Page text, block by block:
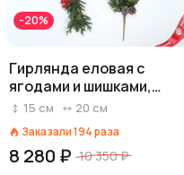
-20%
Гирлянда еловая с
ягодами и шишками,
183см, зеленый/
15 см 20 см
Заказали194раза
8 280 ₽ 10 350 ₽